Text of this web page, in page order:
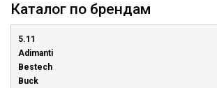
Каталог по брендам
5.11
Adimanti
Bestech
Buck